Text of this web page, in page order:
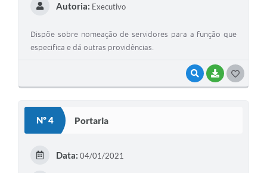
VISUALIZAR
BAIXAR
Autoria: Executivo
Dispõe sobre nomeação de servidores para a função que
especifica e dá outras providências.
Nº 4 Portaria
Data: 04/01/2021